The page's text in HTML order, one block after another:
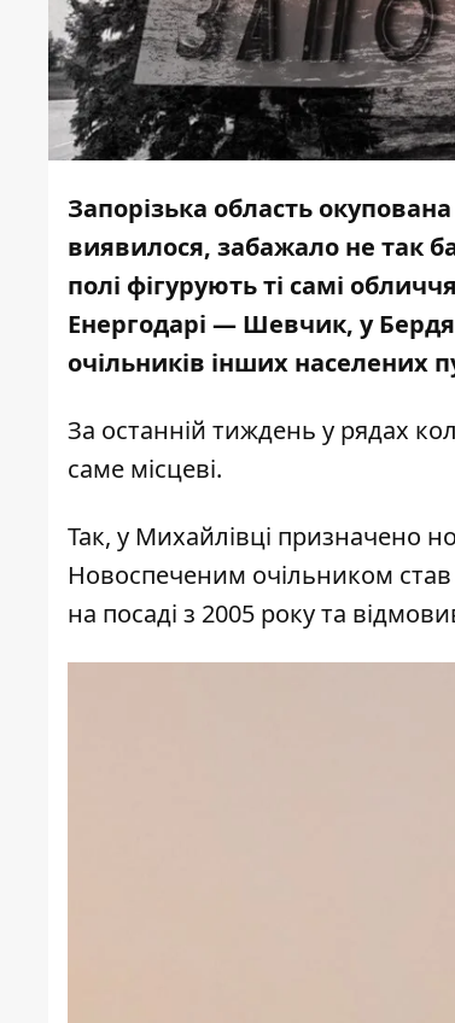
Запорізька область
виявилося, забажало не так
полі фігурують ті самі
Енергодарі — Шевчик, у
очільників інших населених
За останній тиждень у рядах
саме місцеві.
Так, у Михайлівці призначено
Новоспеченим очільником
на посаді з 2005 року та